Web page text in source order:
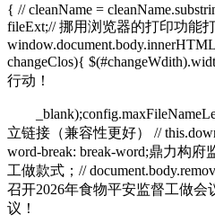
{ // cleanName =
fileExt;// 挪用浏览器的打印功能
changeClos){
行动！
立链接（兼容性更好） //
word-break: break-word;鼎力构
工做款式；//
召开2026年食物平安监督工做会
议！